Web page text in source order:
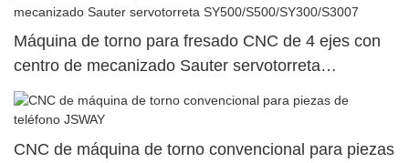
Máquina de torno para fresado CNC de 4 ejes con
centro de mecanizado Sauter servotorreta
SY500/S500/SY300/S3007
CNC de máquina de torno convencional para piezas